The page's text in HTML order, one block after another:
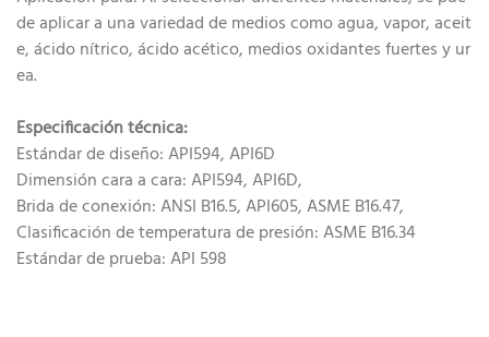
de aplicar a una variedad de medios como agua, vapor, aceit
e, ácido nítrico, ácido acético, medios oxidantes fuertes y ur
ea.
Especificación técnica:
Estándar de diseño: API594, API6D
Dimensión cara a cara: API594, API6D,
Brida de conexión: ANSI B16.5, API605, ASME B16.47,
Clasificación de temperatura de presión: ASME B16.34
Estándar de prueba: API 598